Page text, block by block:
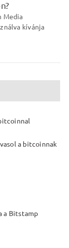
Media
kívánja
a bitcoinnak
a Bitstamp